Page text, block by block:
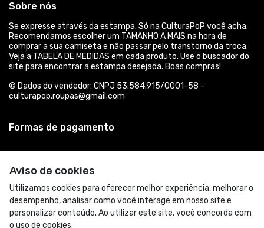
Aviso de cookies
Utilizamos cookies para oferecer melhor experiência, melhorar o
desempenho, analisar como você interage em nosso site e
personalizar conteúdo. Ao utilizar este site, você concorda com
o uso de cookies.
Sobre nós
Se expresse através da estampa. Só na CulturaPoP você acha.
Recomendamos escolher um TAMANHO A MAIS na hora de
comprar a sua camiseta e não passar pelo transtorno da troca.
Veja a TABELA DE MEDIDAS em cada produto. Use o buscador do
site para encontrar a estampa desejada. Boas compras!
© Dados do vendedor: CNPJ 53.584.915/0001-58 -
culturapop.roupas@gmail.com
Formas de pagamento